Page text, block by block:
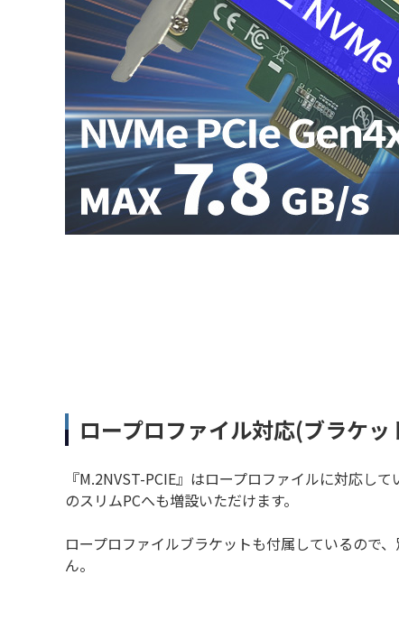
ロープロファイル対応(ブラケッ
『M.2NVST-PCIE』はロープロファイルに対応し
のスリムPCへも増設いただけます。
ロープロファイルブラケットも付属しているので
ん。